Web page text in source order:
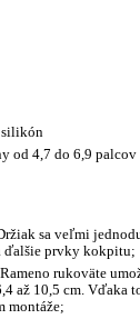
silikón
od 4,7 do 6,9 palcov
sa veľmi
ďalšie prvky kokpitu;
rukoväte
až 10,5 cm. Vďaka
montáže;